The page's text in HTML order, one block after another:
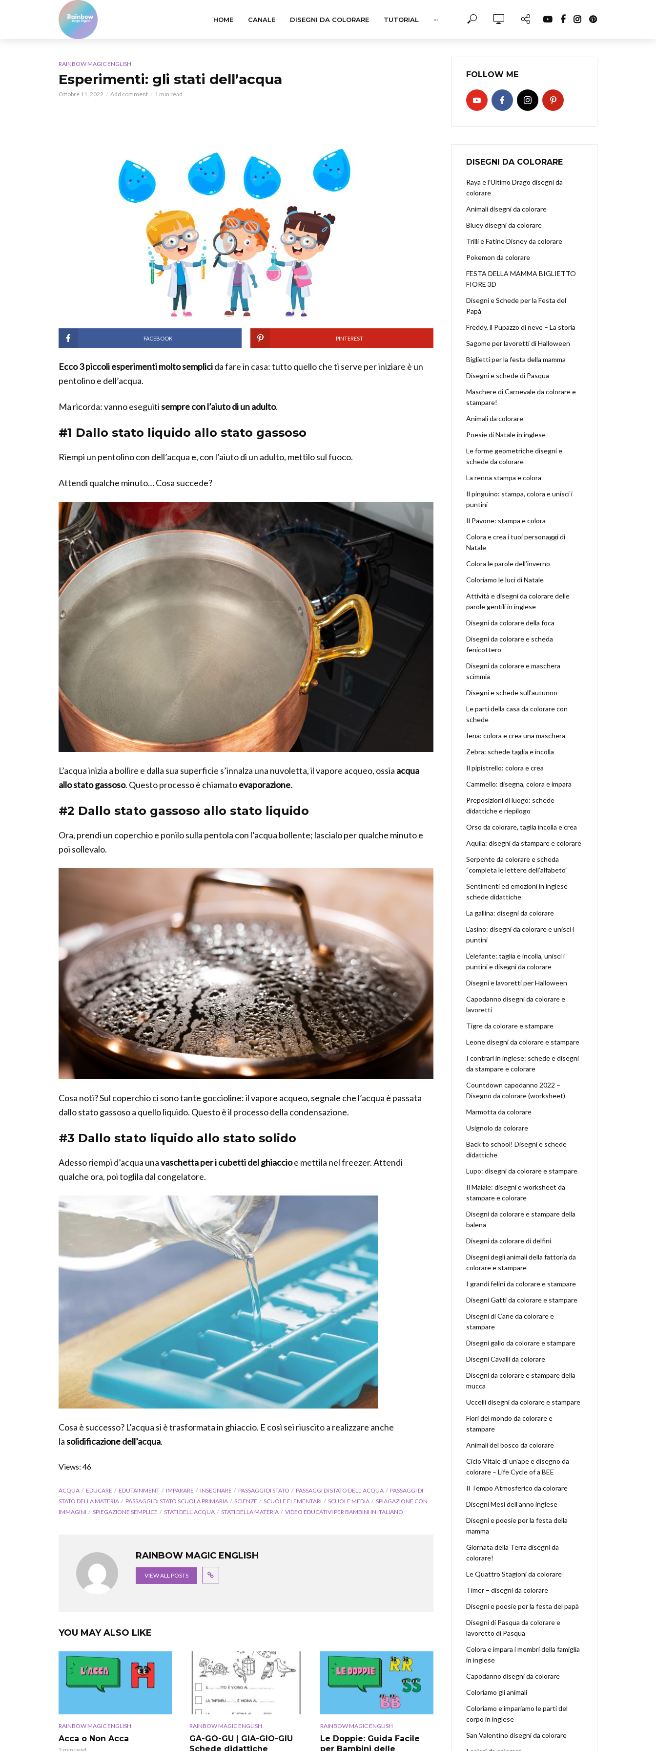
HOME CANALE DISEGNI DA COLORARE TUTORIAL ···
RAINBOW MAGIC ENGLISH
Esperimenti: gli stati dell’acqua
Ottobre 11, 2022 Add comment 1 min read
FACEBOOK PINTEREST
Ecco 3 piccoli esperimenti molto semplicida fare in casa: tutto quello che ti serve per iniziare è un
pentolino e dell’acqua.
Ma ricorda: vanno eseguitisempre con l’aiuto di un adulto.
#1 Dallo stato liquido allo stato gassoso
Riempi un pentolino con dell’acqua e, con l’aiuto di un adulto, mettilo sul fuoco.
Attendi qualche minuto… Cosa succede?
L’acqua inizia a bollire e dalla sua superficie s’innalza una nuvoletta, il vapore acqueo, ossia acqua
allo statogassoso. Questo processo è chiamatoevaporazione.
#2 Dallo stato gassoso allo stato liquido
Ora, prendi un coperchio e ponilo sulla pentola con l’acqua bollente; lascialo per qualche minuto e
poi sollevalo.
Cosa noti? Sul coperchio ci sono tante goccioline: il vapore acqueo, segnale che l’acqua è passata
dallo stato gassoso a quello liquido. Questo è il processo della condensazione.
#3 Dallo stato liquido allo stato solido
Adesso riempi d’acqua unavaschetta per i cubetti del ghiaccioe mettila nel freezer. Attendi
qualche ora, poi toglila dal congelatore.
Cosa è successo? L’acqua si è trasformata in ghiaccio. E così sei riuscito a realizzare anche
lasolidificazione dell’acqua.
Views: 46
ACQUA EDUCARE EDUTAINMENT IMPARARE INSEGNARE PASSAGGI DI STATO PASSAGGI DI STATO DELL' ACQUA
PASSAGGI DI
STATO DELLA MATERIA
PASSAGGI DI STATO SCUOLA PRIMARIA SCIENZE SCUOLE ELEMENTARI SCUOLE MEDIA
SPIAGAZIONE CON
IMMAGINI
SPIEGAZIONE SEMPLICE STATI DELL' ACQUA STATI DELLA MATERIA VIDEO EDUCATIVI PER BAMBINI IN ITALIANO
RAINBOW MAGIC ENGLISH
VIEW ALL POSTS
YOU MAY ALSO LIKE
RAINBOW MAGIC ENGLISH
Acca o Non Acca
RAINBOW MAGIC ENGLISH
GA-GO-GU | GIA-GIO-GIU
Schede didattiche
RAINBOW MAGIC ENGLISH
Le Doppie: Guida Facile
per Bambini delle
FOLLOW ME
DISEGNI DA COLORARE
Raya e l’Ultimo Drago disegni da
colorare
Animali disegni da colorare
Bluey disegni da colorare
Trilli e Fatine Disney da colorare
Pokemon da colorare
FESTA DELLA MAMMA BIGLIETTO
FIORE 3D
Disegni e Schede per la Festa del
Papà
Freddy, il Pupazzo di neve – La storia
Sagome per lavoretti di Halloween
Biglietti per la festa della mamma
Disegni e schede di Pasqua
Maschere di Carnevale da colorare e
stampare!
Animali da colorare
Poesie di Natale in inglese
Le forme geometriche disegni e
schede da colorare
La renna stampa e colora
Il pinguino: stampa, colora e unisci i
puntini
Il Pavone: stampa e colora
Colora e crea i tuoi personaggi di
Natale
Colora le parole dell’inverno
Coloriamo le luci di Natale
Attività e disegni da colorare delle
parole gentili in inglese
Disegni da colorare della foca
Disegni da colorare e scheda
fenicottero
Disegni da colorare e maschera
scimmia
Disegni e schede sull’autunno
Le parti della casa da colorare con
schede
Iena: colora e crea una maschera
Zebra: schede taglia e incolla
Il pipistrello: colora e crea
Cammello: disegna, colora e impara
Preposizioni di luogo: schede
didattiche e riepilogo
Orso da colorare, taglia incolla e crea
Aquila: disegni da stampare e colorare
Serpente da colorare e scheda
“completa le lettere dell’alfabeto”
Sentimenti ed emozioni in inglese
schede didattiche
La gallina: disegni da colorare
L’asino: disegni da colorare e unisci i
puntini
L’elefante: taglia e incolla, unisci i
puntini e disegni da colorare
Disegni e lavoretti per Halloween
Capodanno disegni da colorare e
lavoretti
Tigre da colorare e stampare
Leone disegni da colorare e stampare
I contrari in inglese: schede e disegni
da stampare e colorare
Countdown capodanno 2022 –
Disegno da colorare (worksheet)
Marmotta da colorare
Usignolo da colorare
Back to school! Disegni e schede
didattiche
Lupo: disegni da colorare e stampare
Il Maiale: disegni e worksheet da
stampare e colorare
Disegni da colorare e stampare della
balena
Disegni da colorare di delfini
Disegni degli animali della fattoria da
colorare e stampare
I grandi felini da colorare e stampare
Disegni Gatti da colorare e stampare
Disegni di Cane da colorare e
stampare
Disegni gallo da colorare e stampare
Disegni Cavalli da colorare
Disegni da colorare e stampare della
mucca
Uccelli disegni da colorare e stampare
Fiori del mondo da colorare e
stampare
Animali del bosco da colorare
Ciclo Vitale di un’ape e disegno da
colorare – Life Cycle of a BEE
Il Tempo Atmosferico da colorare
Disegni Mesi dell’anno inglese
Disegni e poesie per la festa della
mamma
Giornata della Terra disegni da
colorare!
Le Quattro Stagioni da colorare
Timer – disegni da colorare
Disegni e poesie per la festa del papà
Disegni di Pasqua da colorare e
lavoretto di Pasqua
Colora e impara i membri della famiglia
in inglese
Capodanno disegni da colorare
Coloriamo gli animali
Coloriamo e impariamo le parti del
corpo in inglese
San Valentino disegni da colorare